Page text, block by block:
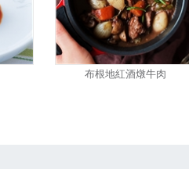
布根地紅酒燉牛肉